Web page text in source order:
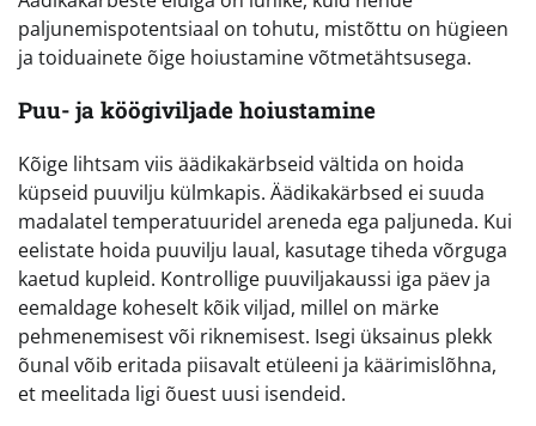
paljunemispotentsiaal on tohutu, mistõttu on hügieen
ja toiduainete õige hoiustamine võtmetähtsusega.
Puu- ja köögiviljade hoiustamine
Kõige lihtsam viis äädikakärbseid vältida on hoida
küpseid puuvilju külmkapis. Äädikakärbsed ei suuda
madalatel temperatuuridel areneda ega paljuneda. Kui
eelistate hoida puuvilju laual, kasutage tiheda võrguga
kaetud kupleid. Kontrollige puuviljakaussi iga päev ja
eemaldage koheselt kõik viljad, millel on märke
pehmenemisest või riknemisest. Isegi üksainus plekk
õunal võib eritada piisavalt etüleeni ja käärimislõhna,
et meelitada ligi õuest uusi isendeid.